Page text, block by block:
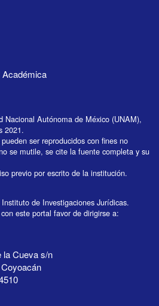
Nacional Autónoma de México (UNAM),
2021.
ser reproducidos con fines no
se mutile, se cite la fuente completa y su
previo por escrito de la institución.
de Investigaciones Jurídicas.
este portal favor de dirigirse a:
la Cueva s/n